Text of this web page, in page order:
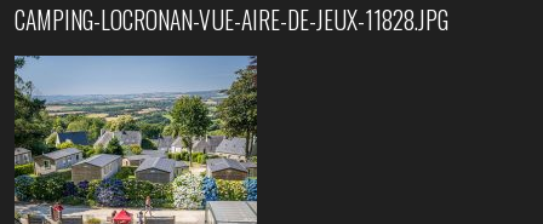
CAMPING-LOCRONAN-VUE-AIRE-DE-JEUX-11828.JPG